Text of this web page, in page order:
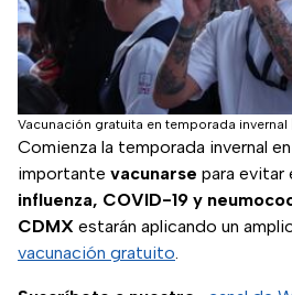
Vacunación gratuita en temporada invernal
Comienza la temporada invernal en
importante vacunarse para evitar
influenza, COVID-19 y
CDMX estarán aplicando un
vacunación gratuito.